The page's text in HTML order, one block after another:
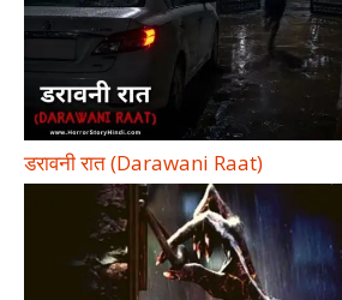
डरावनी रात (Darawani Raat)